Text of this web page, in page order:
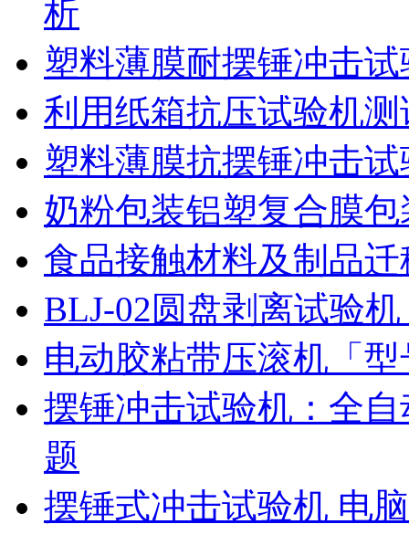
析
塑料薄膜耐摆锤冲击
利用纸箱抗压试验机
塑料薄膜抗摆锤冲击
奶粉包装铝塑复合膜
食品接触材料及制品
BLJ-02圆盘剥离试验
电动胶粘带压滚机「
摆锤冲击试验机：全
题
摆锤式冲击试验机 电